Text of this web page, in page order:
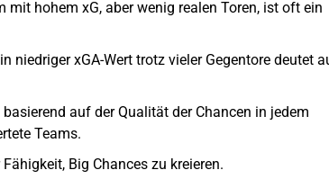
hohem xG, aber wenig realen Toren, ist oft ein
niedriger xGA-Wert trotz vieler Gegentore deutet
auf der Qualität der Chancen in jedem
Teams.
Big Chances zu kreieren.